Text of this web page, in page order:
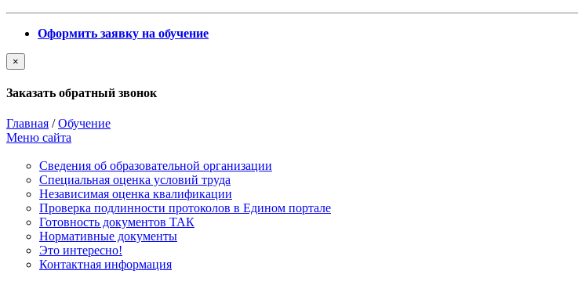
Оформить заявку на обучение
×
Заказать обратный звонок
Главная /Обучение
Меню сайта
Сведения об образовательной организации
Cпециальная оценка условий труда
Независимая оценка квалификации
Проверка подлинности протоколов в Едином портале
Готовность документов ТАК
Нормативные документы
Это интересно!
Контактная информация